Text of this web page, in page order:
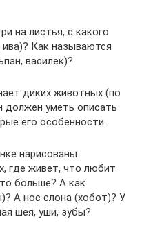
на листья, с какого
ива)? Как называются
василек)?
диких животных (по
должен уметь описать
его особенности.
нарисованы
где живет, что любит
больше? А как
А нос слона (хобот)? У
шея, уши, зубы?